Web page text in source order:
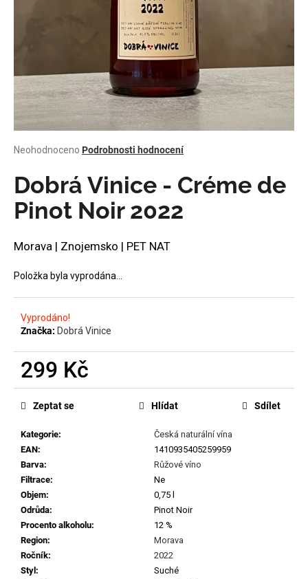
Průměrné
produktu
je
0,0
hvězdiček.
Neohodnoceno Podrobnosti hodnocení
Dobrá Vinice - Créme de
Pinot Noir 2022
Morava | Znojemsko | PET NAT
Položka byla vyprodána…
Vyprodáno!
Značka: Dobrá Vinice
299 Kč
Měrná
cena:
Kategorie:
Česká naturální vína
EAN:
1410935405259959
Barva:
Růžové víno
Filtrace:
Ne
Objem:
0,75 l
Odrůda:
Pinot Noir
Procento alkoholu:
12 %
Region:
Morava
Ročník:
2022
Styl :
Suché
Zeptat se Hlídat Sdílet
t
?
D
p
r
u
č
u
e
m
e
TSCHIDA
HIMMEL
AUF
ERDEN
II.
MAISCHEVERGOREN
2024
699
Kč